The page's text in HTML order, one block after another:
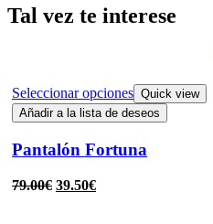
Tal vez te interese
Seleccionar opciones Quick view
Añadir a la lista de deseos
Pantalón Fortuna
79.00€ 39.50€